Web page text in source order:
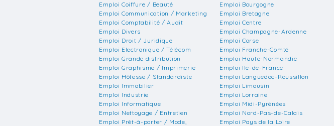
Emploi Coiffure / Beauté
Emploi Communication / Marketing
Emploi Comptabilité / Audit
Emploi Divers
Emploi Droit / Juridique
Emploi Electronique / Télécom
Emploi Grande distribution
Emploi Graphisme / Imprimerie
Emploi Hôtesse / Standardiste
Emploi Immobilier
Emploi Industrie
Emploi Informatique
Emploi Nettoyage / Entretien
Emploi Prêt-à-porter / Mode,
Emploi Bourgogne
Emploi Bretagne
Emploi Centre
Emploi Champagne-Ardenne
Emploi Corse
Emploi Franche-Comté
Emploi Haute-Normandie
Emploi Ile-de-France
Emploi Languedoc-Roussillon
Emploi Limousin
Emploi Lorraine
Emploi Midi-Pyrénées
Emploi Nord-Pas-de-Calais
Emploi Pays de la Loire